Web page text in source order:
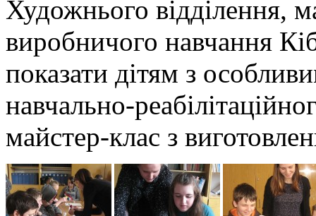
Художнього відділення,
виробничого навчання
показати дітям з
навчально-
майстер-клас з